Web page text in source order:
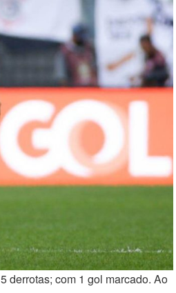
derrotas; com 1 gol marcado. Ao